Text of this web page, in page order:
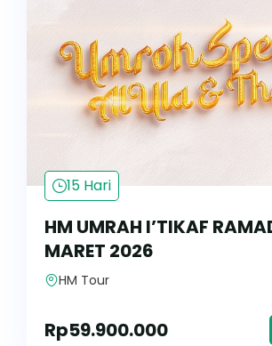
15 Hari
HM UMRAH I’TIKAF
MARET 2026
HM Tour
Rp59.900.000